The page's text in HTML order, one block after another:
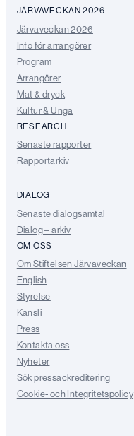
JÄRVAVECKAN 2026
Järvaveckan 2026
Info för arrangörer
Program
Arrangörer
Mat & dryck
Kultur & Unga
RESEARCH
Senaste rapporter
Rapportarkiv
DIALOG
Senaste dialogsamtal
Dialog – arkiv
OM OSS
Om Stiftelsen Järvaveckan
English
Styrelse
Kansli
Press
Kontakta oss
Nyheter
Sök pressackreditering
Cookie- och Integritetspolicy